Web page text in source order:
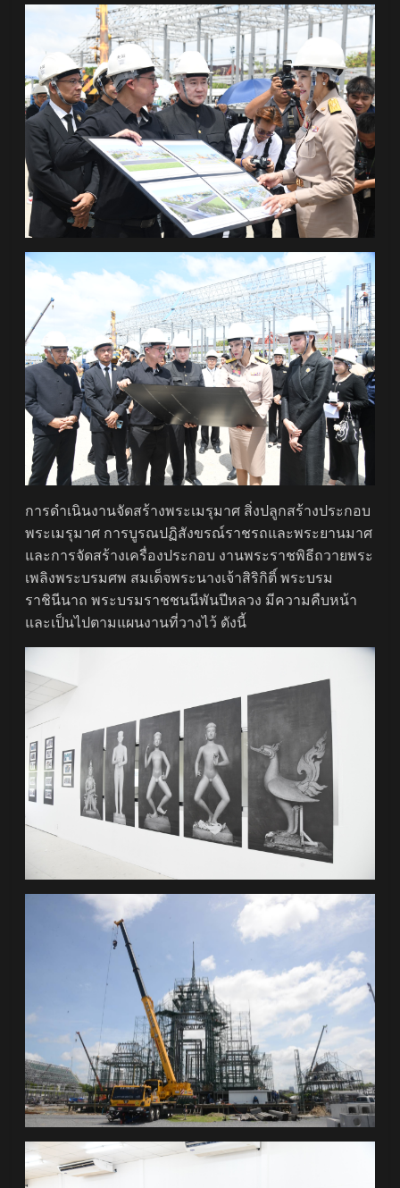
การดำเนินงานจัดสร้างพระเมรุมาศ สิ่งปลูกสร้างประกอบ
พระเมรุมาศ การบูรณปฏิสังขรณ์ราชรถและพระยานมาศ
และการจัดสร้างเครื่องประกอบ งานพระราชพิธีถวายพระ
เพลิงพระบรมศพ สมเด็จพระนางเจ้าสิริกิติ์ พระบรม
ราชินีนาถ พระบรมราชชนนีพันปีหลวง มีความคืบหน้า
และเป็นไปตามแผนงานที่วางไว้ ดังนี้